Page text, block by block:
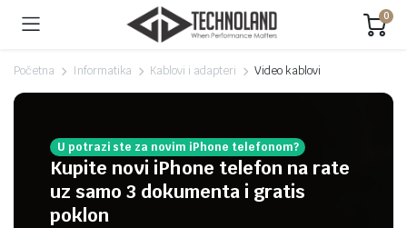
0
Početna Informatika Kablovi i adapteri Video kablovi
U potrazi ste za novim iPhone telefonom?
Kupite novi iPhone telefon na rate
uz samo 3 dokumenta i gratis
poklon